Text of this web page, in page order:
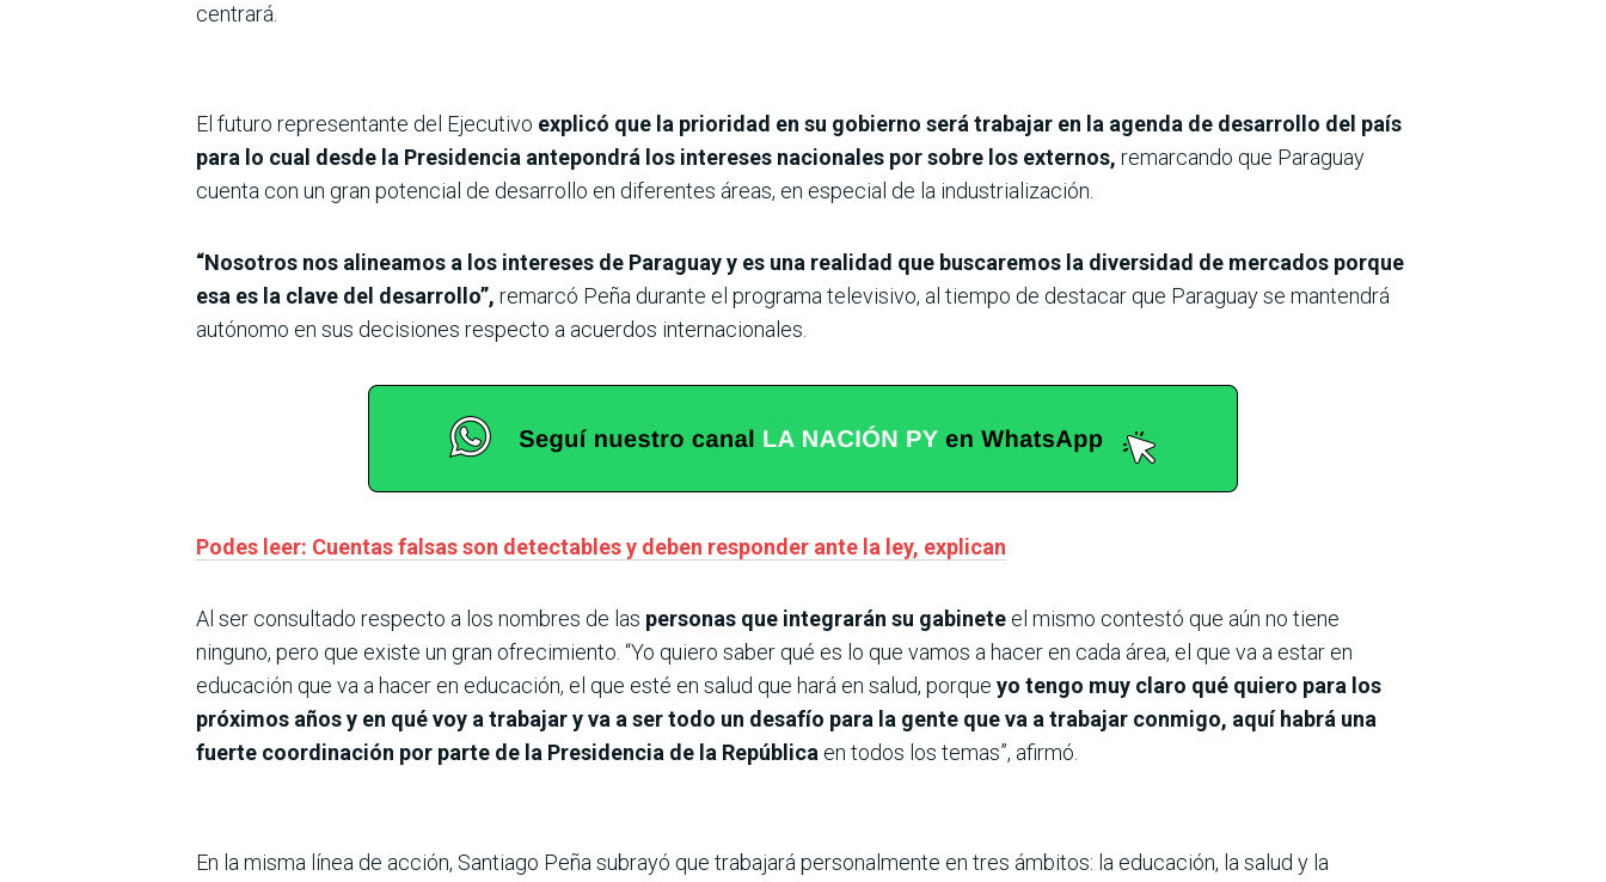
centrará.
El futuro representante del Ejecutivo explicó que la prioridad en su gobierno será trabajar en la agenda de desarrollo del país
para lo cual desde la Presidencia antepondrá los intereses nacionales por sobre los externos, remarcando que Paraguay
cuenta con un gran potencial de desarrollo en diferentes áreas, en especial de la industrialización.
“Nosotros nos alineamos a los intereses de Paraguay y es una realidad que buscaremos la diversidad de mercados porque
esa es la clave del desarrollo”, remarcó Peña durante el programa televisivo, al tiempo de destacar que Paraguay se mantendrá
autónomo en sus decisiones respecto a acuerdos internacionales.
Podes leer: Cuentas falsas son detectables y deben responder ante la ley, explican
Al ser consultado respecto a los nombres de las personas que integrarán su gabinete el mismo contestó que aún no tiene
ninguno, pero que existe un gran ofrecimiento. “Yo quiero saber qué es lo que vamos a hacer en cada área, el que va a estar en
educación que va a hacer en educación, el que esté en salud que hará en salud, porque yo tengo muy claro qué quiero para los
próximos años y en qué voy a trabajar y va a ser todo un desafío para la gente que va a trabajar conmigo, aquí habrá una
fuerte coordinación por parte de la Presidencia de la República en todos los temas”, afirmó.
En la misma línea de acción, Santiago Peña subrayó que trabajará personalmente en tres ámbitos: la educación, la salud y la